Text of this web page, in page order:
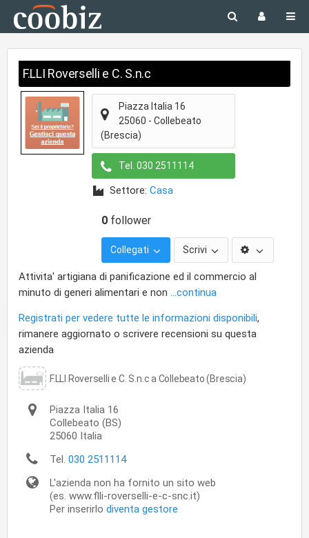
F.LLI Roverselli e C. S.n.c
Piazza Italia 16
25060 - Collebeato
(Brescia)
Tel. 030 2511114
Settore: Casa
0 follower
Collegati Scrivi
Attivita' artigiana di panificazione ed il commercio al
minuto di generi alimentari e non ...continua
Registrati per vedere tutte le informazioni disponibili,
rimanere aggiornato o scrivere recensioni su questa
azienda
F.LLI Roverselli e C. S.n.c a Collebeato (Brescia)
Piazza Italia 16
Collebeato (BS)
25060 Italia
Tel. 030 2511114
L'azienda non ha fornito un sito web
(es. www.flli-roverselli-e-c-snc.it)
Per inserirlo diventa gestore